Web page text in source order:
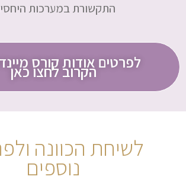
התקשורת במערכות
לפרטים אודות קורס
הקרוב לחצו כאן
לשיחת הכוונה
נוספים